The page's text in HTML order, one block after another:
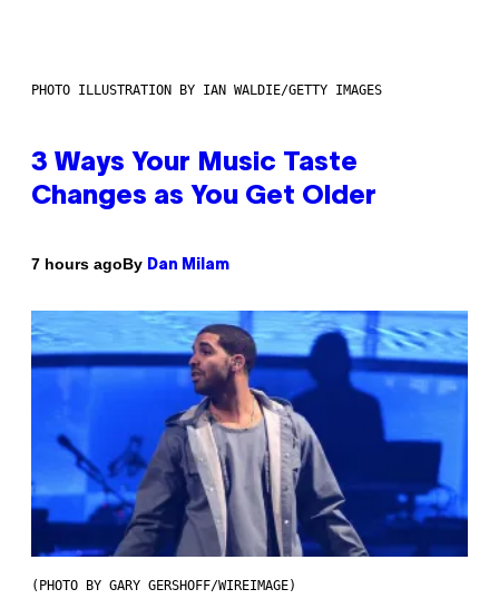
PHOTO ILLUSTRATION BY IAN WALDIE/GETTY IMAGES
3 Ways Your Music Taste
Changes as You Get Older
7 hours agoBy Dan Milam
(PHOTO BY GARY GERSHOFF/WIREIMAGE)